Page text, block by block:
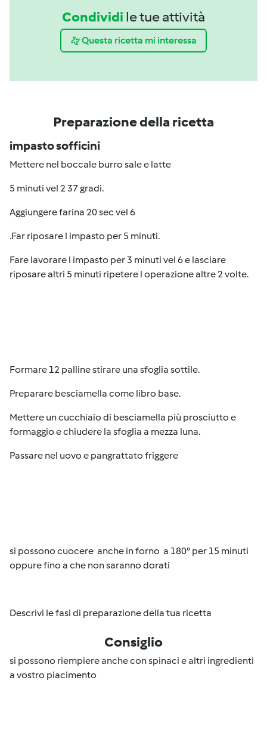
Condividi le tue attività
Questa ricetta mi interessa
Preparazione della ricetta
impasto sofficini
Mettere nel boccale burro sale e latte
5 minuti vel 2 37 gradi.
Aggiungere farina 20 sec vel 6
.Far riposare l impasto per 5 minuti.
Fare lavorare l impasto per 3 minuti vel 6 e lasciare
riposare altri 5 minuti ripetere l operazione altre 2 volte.
Formare 12 palline stirare una sfoglia sottile.
Preparare besciamella come libro base.
Mettere un cucchiaio di besciamella più prosciutto e
formaggio e chiudere la sfoglia a mezza luna.
Passare nel uovo e pangrattato friggere
si possono cuocere anche in forno a 180° per 15 minuti
oppure fino a che non saranno dorati
Descrivi le fasi di preparazione della tua ricetta
Consiglio
si possono riempiere anche con spinaci e altri ingredienti
a vostro piacimento